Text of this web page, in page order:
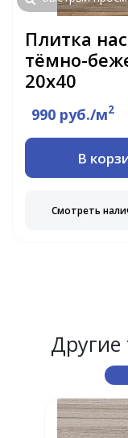
Плитка
тёмно-
20х40
990 руб./м2
В
Смотреть